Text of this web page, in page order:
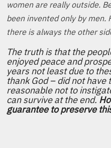
women are really outside.
been invented only by men.
there is always the other
The truth is that the
enjoyed peace and
years not least due to
thank God – did not
reasonable not to
can survive at the end.
guarantee to preserve